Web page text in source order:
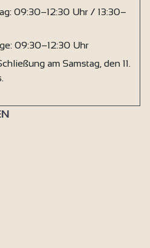
09:30–12:30 Uhr / 13:30–
09:30–12:30 Uhr
am Samstag, den 11.